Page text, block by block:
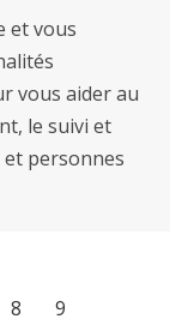
et vous
vous aider au
le suivi et
et personnes
8 9